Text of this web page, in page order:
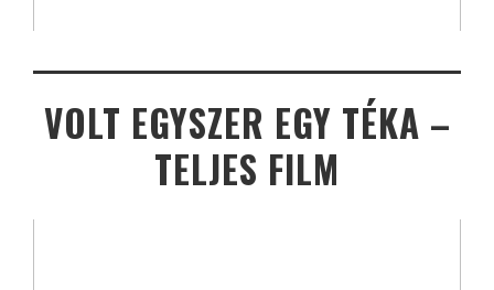
VOLT EGYSZER EGY TÉKA –
TELJES FILM